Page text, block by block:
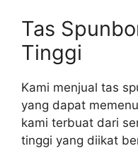
Tas
Tinggi
Kami menjual tas
yang dapat
kami terbuat dari
tinggi yang diikat